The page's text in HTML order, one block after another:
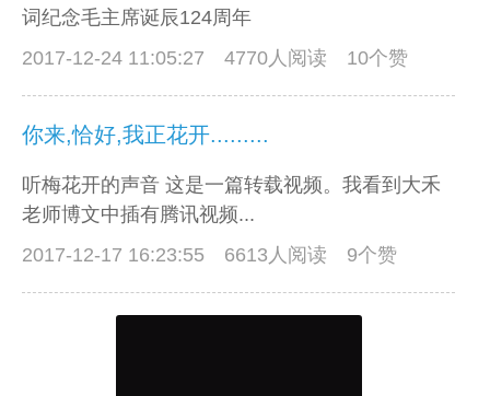
词纪念毛主席诞辰124周年
2017-12-24 11:05:27
4770人阅读 10个赞
你来,恰好,我正花开.........
听梅花开的声音 这是一篇转载视频。我看到大禾
老师博文中插有腾讯视频...
2017-12-17 16:23:55
6613人阅读 9个赞